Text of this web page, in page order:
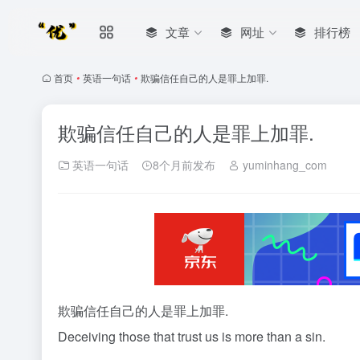
文章 网址 排行榜
首页 • 英语一句话 • 欺骗信任自己的人是罪上加罪.
欺骗信任自己的人是罪上加罪.
英语一句话 8个月前发布 yuminhang_com
欺骗信任自己的人是罪上加罪.
Deceiving those that trust us is more than a sin.